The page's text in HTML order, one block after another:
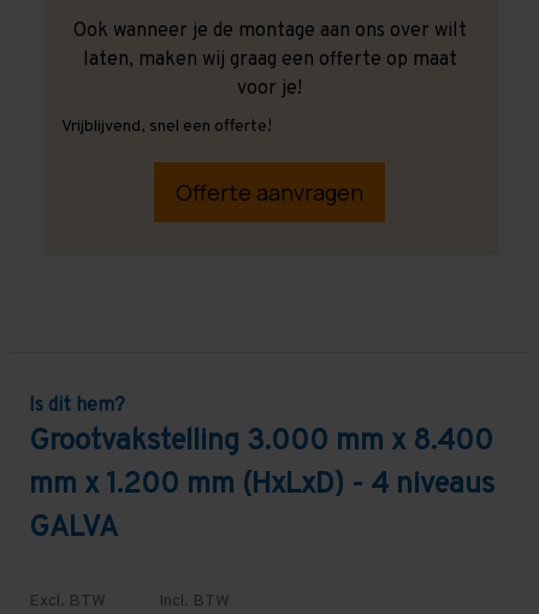
Ook wanneer je de montage aan ons over wilt
laten, maken wij graag een offerte op maat
voor je!
Vrijblijvend, snel een offerte!
Offerte aanvragen
Is dit hem?
Grootvakstelling 3.000 mm x 8.400
mm x 1.200 mm (HxLxD) - 4 niveaus
GALVA
Excl. BTW Incl. BTW